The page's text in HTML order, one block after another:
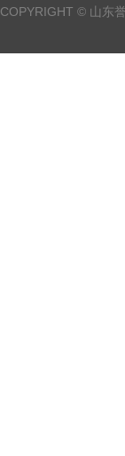
COPYRIGHT © 山东